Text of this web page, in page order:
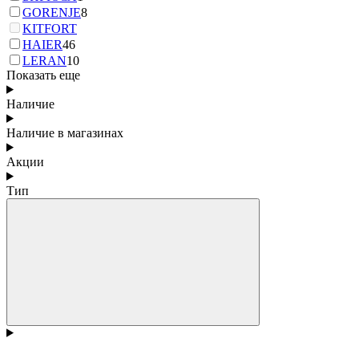
GORENJE8
KITFORT
HAIER46
LERAN10
Показать еще
Наличие
Наличие в магазинах
Акции
Тип